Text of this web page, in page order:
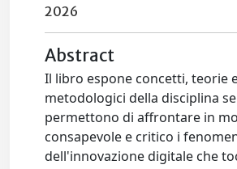
2026
Abstract
Il libro espone concetti, teorie
metodologici della disciplina
permettono di affrontare in
consapevole e critico i
dell'innovazione digitale che